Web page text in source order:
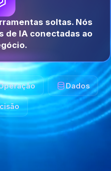
soltas. Nós
de IA conectadas ao
Dados